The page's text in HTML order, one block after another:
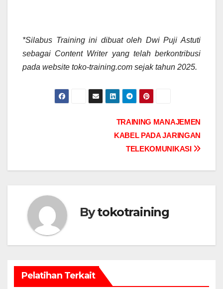
*Silabus Training ini dibuat oleh Dwi Puji Astuti
sebagai Content Writer yang telah berkontribusi
pada website toko-training.com sejak tahun 2025.
TRAINING MANAJEMEN
KABEL PADA JARINGAN
TELEKOMUNIKASI
Bytokotraining
Pelatihan Terkait